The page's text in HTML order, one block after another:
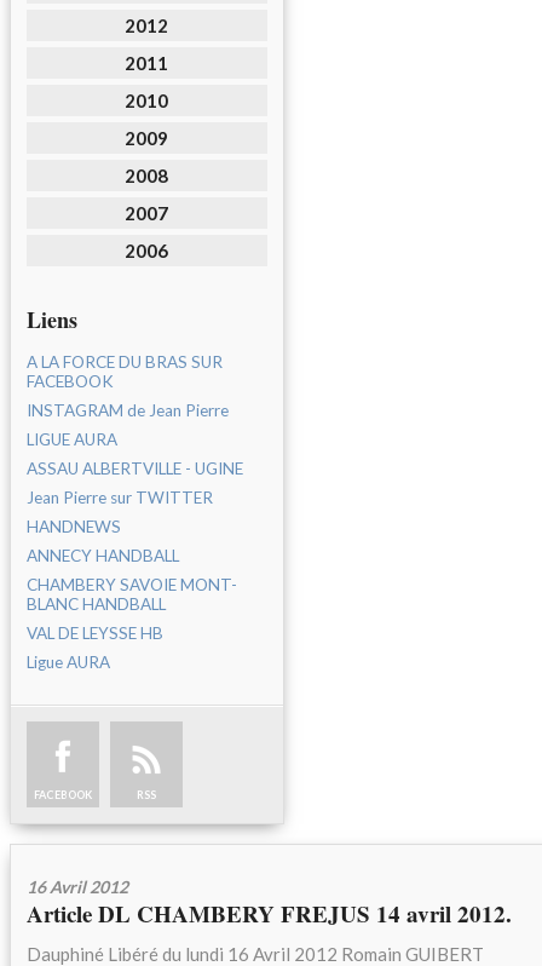
2012
2011
2010
2009
2008
2007
2006
Liens
A LA FORCE DU BRAS SUR
FACEBOOK
INSTAGRAM de Jean Pierre
LIGUE AURA
ASSAU ALBERTVILLE - UGINE
Jean Pierre sur TWITTER
HANDNEWS
ANNECY HANDBALL
CHAMBERY SAVOIE MONT-
BLANC HANDBALL
VAL DE LEYSSE HB
Ligue AURA
FACEBOOK RSS
16 Avril 2012
Article DL CHAMBERY FREJUS 14 avril 2012.
Dauphiné Libéré du lundi 16 Avril 2012 Romain GUIBERT